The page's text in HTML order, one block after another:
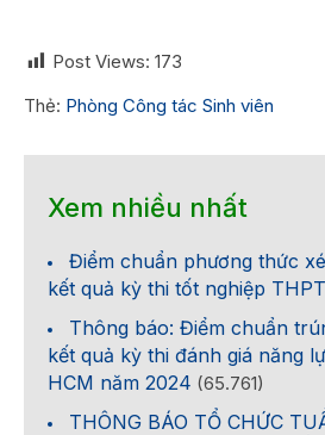
Post Views: 173
Thẻ: Phòng Công tác Sinh viên
Xem nhiều nhất
Điểm chuẩn phương thức
kết quả kỳ thi tốt nghiệp
Thông báo: Điểm chuẩn
kết quả kỳ thi đánh giá năng
HCM năm 2024 (65.761)
THÔNG BÁO TỔ CHỨC